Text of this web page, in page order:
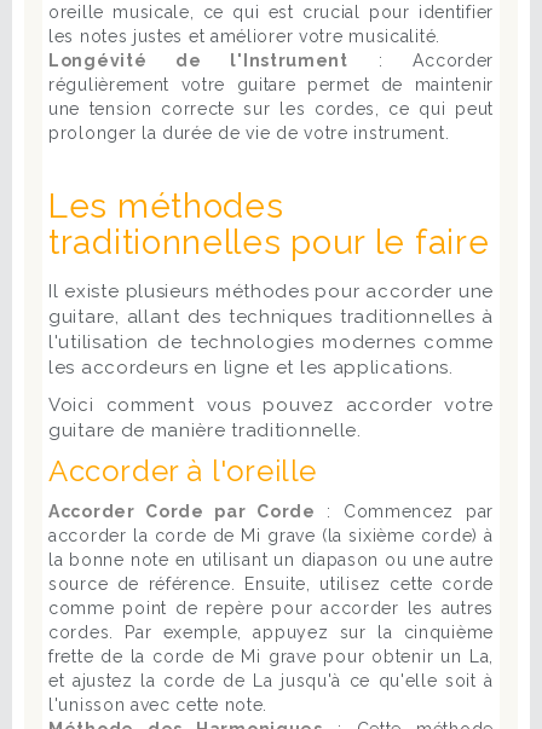
oreille musicale, ce qui est crucial pour identifier
les notes justes et améliorer votre musicalité.
Longévité de l'Instrument : Accorder
régulièrement votre guitare permet de maintenir
une tension correcte sur les cordes, ce qui peut
prolonger la durée de vie de votre instrument.
Les méthodes
traditionnelles pour le faire
Il existe plusieurs méthodes pour accorder une
guitare, allant des techniques traditionnelles à
l'utilisation de technologies modernes comme
les accordeurs en ligne et les applications.
Voici comment vous pouvez accorder votre
guitare de manière traditionnelle.
Accorder à l'oreille
Accorder Corde par Corde
: Commencez par
accorder la corde de Mi grave (la sixième corde) à
la bonne note en utilisant un diapason ou une autre
source de référence. Ensuite, utilisez cette corde
comme point de repère pour accorder les autres
cordes. Par exemple, appuyez sur la cinquième
frette de la corde de Mi grave pour obtenir un La,
et ajustez la corde de La jusqu'à ce qu'elle soit à
l'unisson avec cette note.